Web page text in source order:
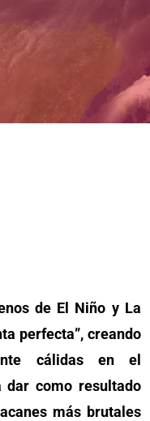
de El Niño y La
perfecta”, creando
cálidas en el
dar como resultado
más brutales